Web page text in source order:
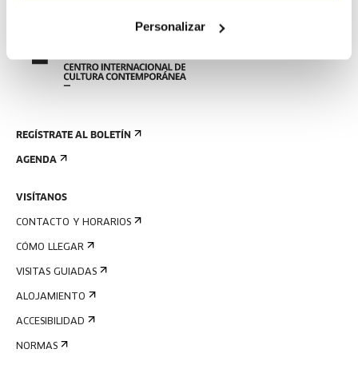
Personalizar
REGÍSTRATE AL BOLETÍN
AGENDA
VISÍTANOS
CONTACTO Y HORARIOS
CÓMO LLEGAR
VISITAS GUIADAS
ALOJAMIENTO
ACCESIBILIDAD
NORMAS